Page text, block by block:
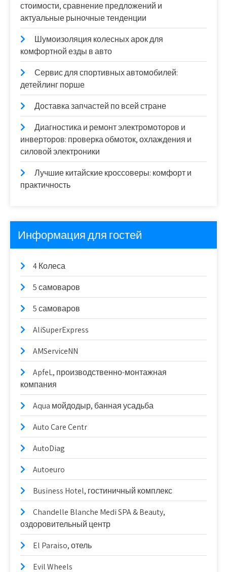
стоимости, сравнение предложений и
актуальные рыночные тенденции
Шумоизоляция колесных арок для
комфортной езды в авто
Сервис для спортивных автомобилей:
детейлинг порше
Доставка запчастей по всей стране
Диагностика и ремонт электромоторов и
инверторов: проверка обмоток, охлаждения и
силовой электроники
Лучшие китайские кроссоверы: комфорт и
практичность
Информация для гостей
4 Колеса
5 самоваров
5 самоваров
AliSuperExpress
AMServiceNN
ApfeL, производственно-монтажная
компания
Aqua мойдодыр, банная усадьба
Auto Care Centr
AutoDiag
Autoeuro
Business Hotel, гостиничный комплекс
Chandelle Blanche Medi SPA & Beauty,
оздоровительный центр
El Paraiso, отель
Evil Wheels